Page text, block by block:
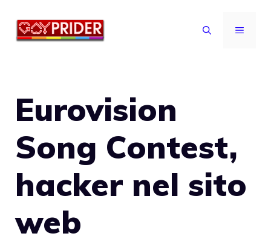
MENU
Eurovision
Song Contest,
hacker nel sito
web